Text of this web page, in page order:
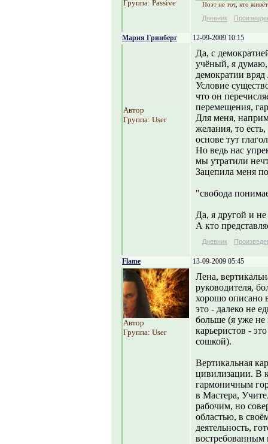
Группа: Passive
Поэт не тот, кто
Дневник
Мария Гринберг 12-09-2009 10:15
Автор
Группа: User
Да, с
учёный, я думаю,
демократии
Условие
что он
перемещения,
Для меня,
желания, то
основе тут
Но ведь нас
мы утратили
Зацепила меня
"свобода
Да, я другой и
А кто
Дневник
Flame 13-09-2009 05:45
Автор
Группа: User
Лена,
руководителя,
хорошо описано
это - далеко не
больше (я уже не
карьеристов -
сошкой).
Вертикальная
цивилизации. В
гармоничным
в Мастера,
рабочим, но
областью, в
деятельность,